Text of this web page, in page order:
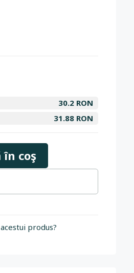
30.2 RON
31.88 RON
în coş
produs?